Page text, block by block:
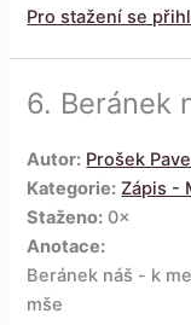
Pro stažení se
6. Beránek
Autor: Prošek
Kategorie: Zápis -
Staženo: 0×
Anotace:
Beránek náš - k
mše